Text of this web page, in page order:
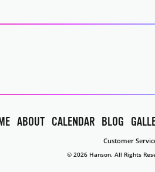
ABOUT CALENDAR BLOG
Customer
© 2026 Hanson. All Rights